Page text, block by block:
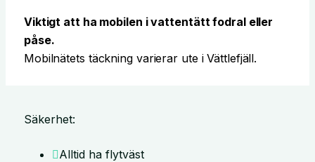
Viktigt att ha mobilen i vattentätt fodral eller
påse.
Mobilnätets täckning varierar ute i Vättlefjäll.
Säkerhet:
Alltid ha flytväst